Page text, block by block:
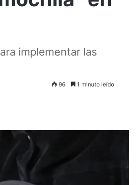
implementar las
96 1 minuto leído